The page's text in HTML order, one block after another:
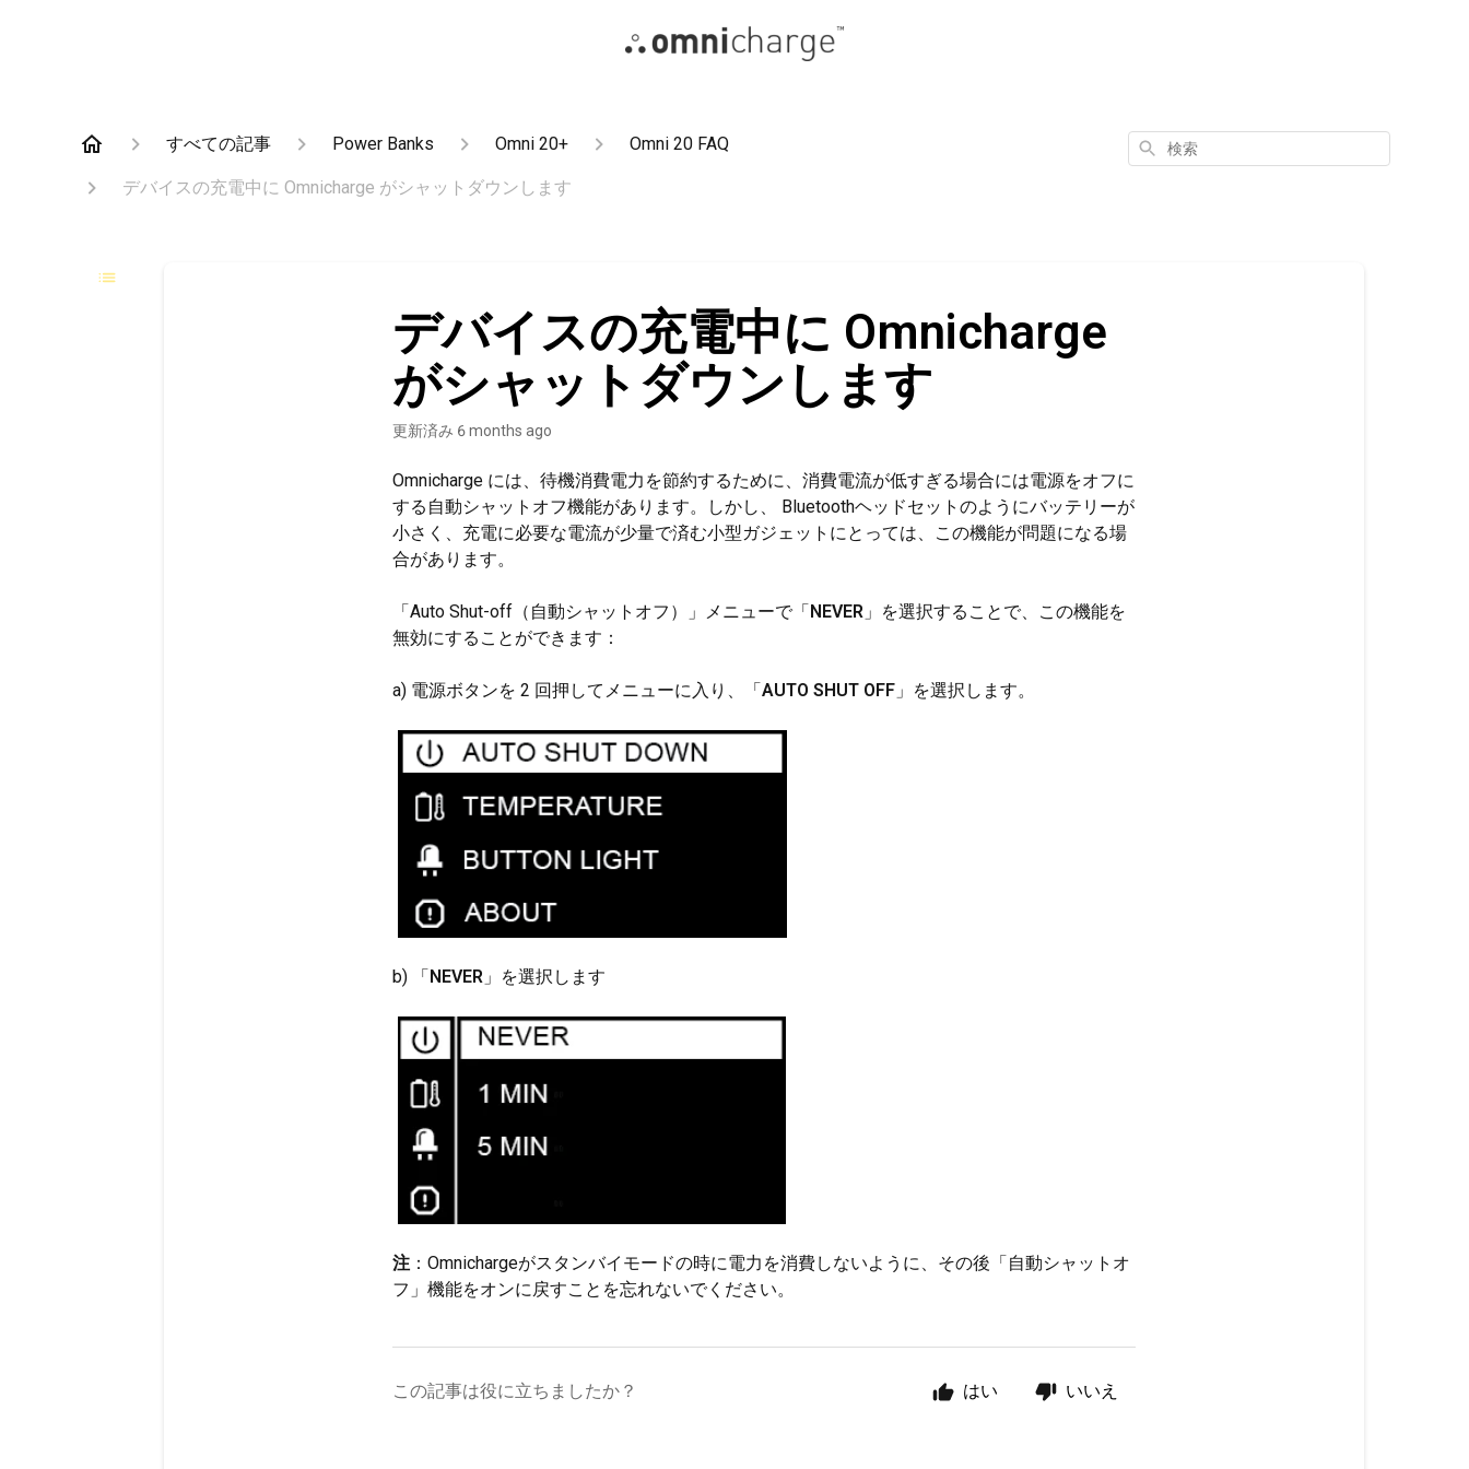
すべての記事 Power Banks Omni 20+ Omni 20 FAQ
デバイスの充電中に Omnicharge がシャットダウンします
検
索
デバイスの充電中に Omnicharge
がシャットダウンします
更新済み 6 months ago
Omnicharge には、待機消費電力を節約するために、消費電流が低すぎる場合には電源をオフに
する自動シャットオフ機能があります。しかし、 Bluetoothヘッドセットのようにバッテリーが
小さく、充電に必要な電流が少量で済む小型ガジェットにとっては、この機能が問題になる場
合があります。
「Auto Shut-off（自動シャットオフ）」メニューで「NEVER 」を選択することで、この機能を
無効にすることができます：
a) 電源ボタンを 2 回押してメニューに入り、「AUTO SHUT OFF 」を選択します。
b) 「NEVER 」を選択します
注 ：Omnichargeがスタンバイモードの時に電力を消費しないように、その後「自動シャットオ
フ」機能をオンに戻すことを忘れないでください。
この記事は役に立ちましたか？ はい いいえ